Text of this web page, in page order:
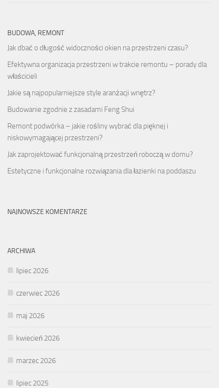
BUDOWA, REMONT
Jak dbać o długość widoczności okien na przestrzeni czasu?
Efektywna organizacja przestrzeni w trakcie remontu – porady dla
właścicieli
Jakie są najpopularniejsze style aranżacji wnętrz?
Budowanie zgodnie z zasadami Feng Shui
Remont podwórka – jakie rośliny wybrać dla pięknej i
niskowymagającej przestrzeni?
Jak zaprojektować funkcjonalną przestrzeń roboczą w domu?
Estetyczne i funkcjonalne rozwiązania dla łazienki na poddaszu
NAJNOWSZE KOMENTARZE
ARCHIWA
lipiec 2026
czerwiec 2026
maj 2026
kwiecień 2026
marzec 2026
lipiec 2025